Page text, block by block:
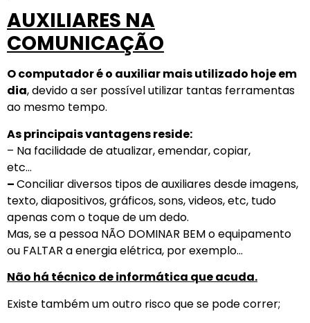
AUXILIARES NA
COMUNICAÇÃO
O computador é o auxiliar mais utilizado hoje em
dia, devido a ser possível utilizar tantas ferramentas
ao mesmo tempo.
As principais vantagens reside:
– Na facilidade de atualizar, emendar, copiar,
etc…
–Conciliar diversos tipos de auxiliares desde imagens,
texto, diapositivos, gráficos, sons, videos, etc, tudo
apenas com o toque de um dedo.
Mas, se a pessoa NÃO DOMINAR BEM o equipamento
ou FALTAR a energia elétrica, por exemplo…
Não há técnico de informática que acuda.
Existe também um outro risco que se pode correr;